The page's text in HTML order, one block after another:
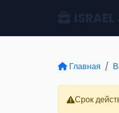
Главная
Срок